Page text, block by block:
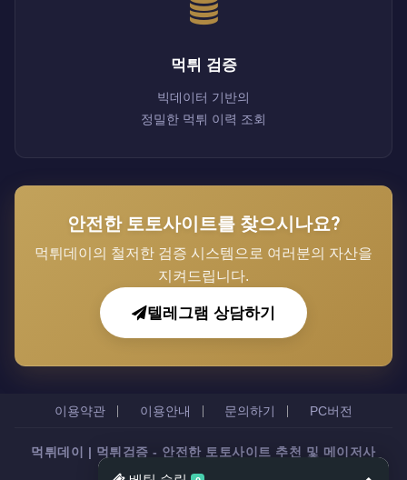
먹튀 검증
빅데이터 기반의
정밀한 먹튀 이력 조회
안전한 토토사이트를 찾으시나요?
먹튀데이의 철저한 검증 시스템으로 여러분의 자산을
지켜드립니다.
텔레그램 상담하기
이용약관 이용안내 문의하기 PC버전
먹튀데이 | 먹튀검증 - 안전한 토토사이트 추천 및 메이저사
이트 정보 제공
All rights reserved.